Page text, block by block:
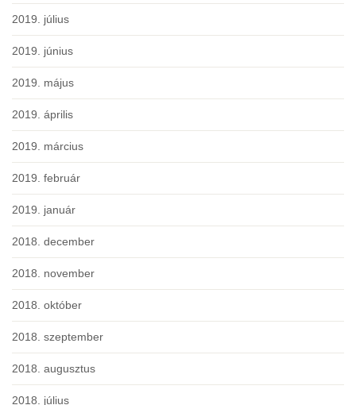
2019. július
2019. június
2019. május
2019. április
2019. március
2019. február
2019. január
2018. december
2018. november
2018. október
2018. szeptember
2018. augusztus
2018. július